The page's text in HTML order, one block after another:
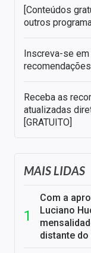
[Conteúdos
outros
Inscreva-se em
Receba as
atualizadas
[GRATUITO]
MAIS LIDAS
Com a
Luciano
distante